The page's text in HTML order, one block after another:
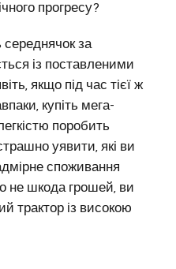
прогресу?
середнячок за
із поставленими
якщо під час тієї ж
купіть мега-
поробить
уявити, які ви
споживання
не шкода грошей, ви
трактор із високою